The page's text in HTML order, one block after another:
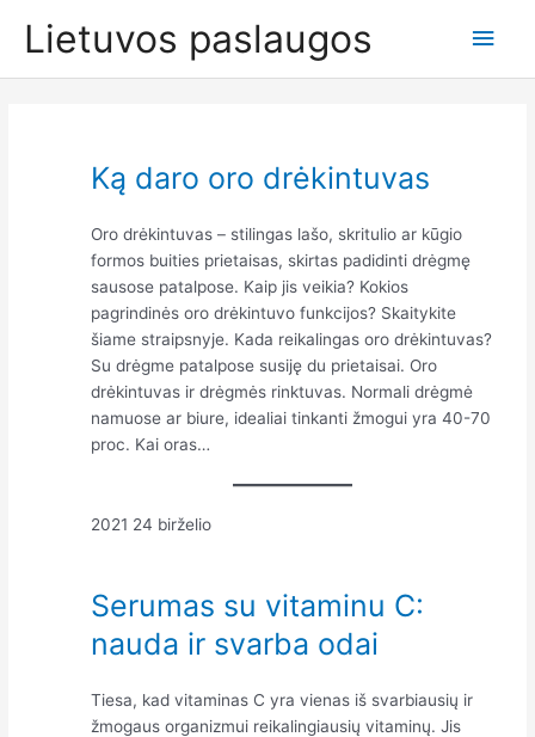
Lietuvos paslaugos
Ką daro oro drėkintuvas
Oro drėkintuvas – stilingas lašo, skritulio ar kūgio
formos buities prietaisas, skirtas padidinti drėgmę
sausose patalpose. Kaip jis veikia? Kokios
pagrindinės oro drėkintuvo funkcijos? Skaitykite
šiame straipsnyje. Kada reikalingas oro drėkintuvas?
Su drėgme patalpose susiję du prietaisai. Oro
drėkintuvas ir drėgmės rinktuvas. Normali drėgmė
namuose ar biure, idealiai tinkanti žmogui yra 40-70
proc. Kai oras…
2021 24 birželio
Serumas su vitaminu C:
nauda ir svarba odai
Tiesa, kad vitaminas C yra vienas iš svarbiausių ir
žmogaus organizmui reikalingiausių vitaminų. Jis